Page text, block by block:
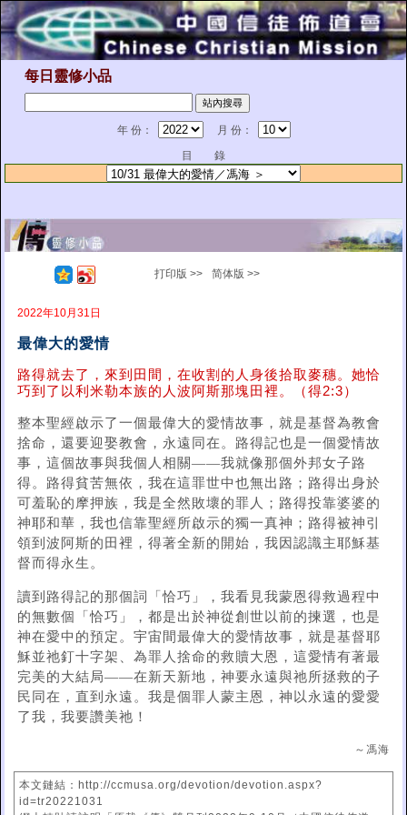
每日靈修小品
年 份：
月 份：
目 錄
打印版 >> 简体版 >>
2022年10月31日
最偉大的愛情
路得就去了，來到田間，在收割的人身後拾取麥穗。她恰
巧到了以利米勒本族的人波阿斯那塊田裡。（得2:3）
整本聖經啟示了一個最偉大的愛情故事，就是基督為教會
捨命，還要迎娶教會，永遠同在。路得記也是一個愛情故
事，這個故事與我個人相關——我就像那個外邦女子路
得。路得貧苦無依，我在這罪世中也無出路；路得出身於
可羞恥的摩押族，我是全然敗壞的罪人；路得投靠婆婆的
神耶和華，我也信靠聖經所啟示的獨一真神；路得被神引
領到波阿斯的田裡，得著全新的開始，我因認識主耶穌基
督而得永生。
讀到路得記的那個詞「恰巧」，我看見我蒙恩得救過程中
的無數個「恰巧」，都是出於神從創世以前的揀選，也是
神在愛中的預定。宇宙間最偉大的愛情故事，就是基督耶
穌並祂釘十字架、為罪人捨命的救贖大恩，這愛情有著最
完美的大結局——在新天新地，神要永遠與祂所拯救的子
民同在，直到永遠。我是個罪人蒙主恩，神以永遠的愛愛
了我，我要讚美祂！
～馮海
本文鏈結：http://ccmusa.org/devotion/devotion.aspx?
id=tr20221031